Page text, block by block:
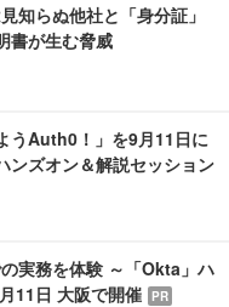
知らぬ他社と「身分証」
書が生む脅威
うAuth0！」を9月11日に
ンズオン＆解説セッション
実務を体験 ～「Okta」ハ
11日 大阪で開催 PR